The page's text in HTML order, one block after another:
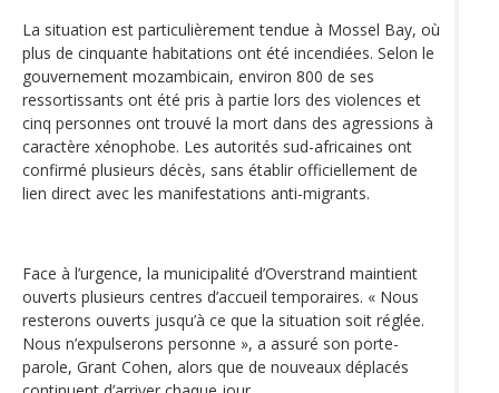
La situation est particulièrement tendue à Mossel Bay, où
plus de cinquante habitations ont été incendiées. Selon le
gouvernement mozambicain, environ 800 de ses
ressortissants ont été pris à partie lors des violences et
cinq personnes ont trouvé la mort dans des agressions à
caractère xénophobe. Les autorités sud-africaines ont
confirmé plusieurs décès, sans établir officiellement de
lien direct avec les manifestations anti-migrants.
Face à l’urgence, la municipalité d’Overstrand maintient
ouverts plusieurs centres d’accueil temporaires. « Nous
resterons ouverts jusqu’à ce que la situation soit réglée.
Nous n’expulserons personne », a assuré son porte-
parole, Grant Cohen, alors que de nouveaux déplacés